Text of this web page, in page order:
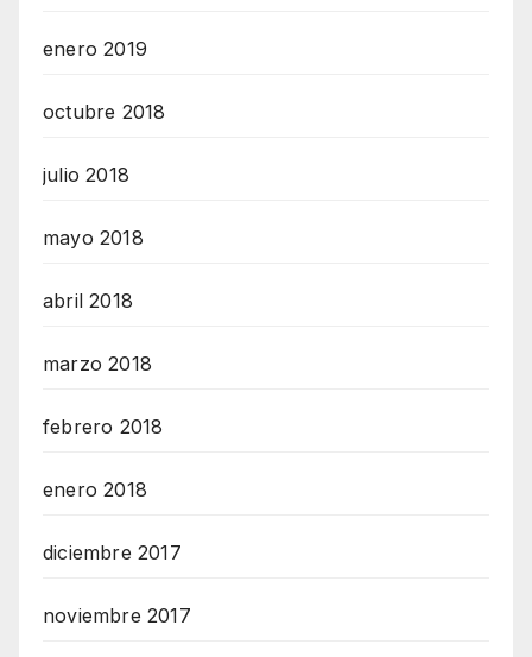
enero 2019
octubre 2018
julio 2018
mayo 2018
abril 2018
marzo 2018
febrero 2018
enero 2018
diciembre 2017
noviembre 2017